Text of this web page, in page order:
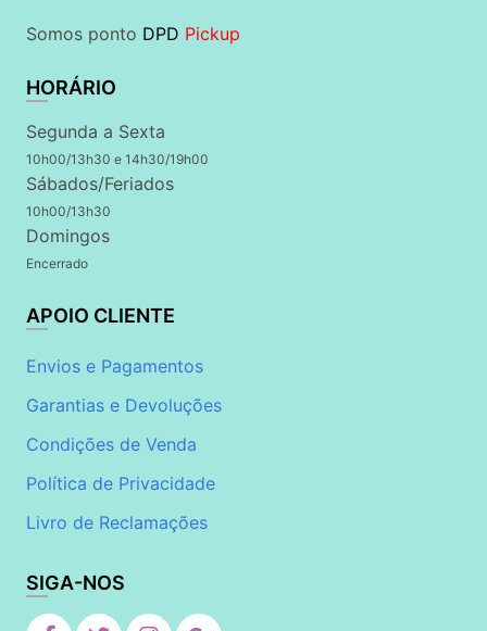
Somos ponto DPD Pickup
HORÁRIO
Segunda a Sexta
10h00/13h30 e 14h30/19h00
Sábados/Feriados
10h00/13h30
Domingos
Encerrado
APOIO CLIENTE
Envios e Pagamentos
Garantias e Devoluções
Condições de Venda
Política de Privacidade
Livro de Reclamações
SIGA-NOS